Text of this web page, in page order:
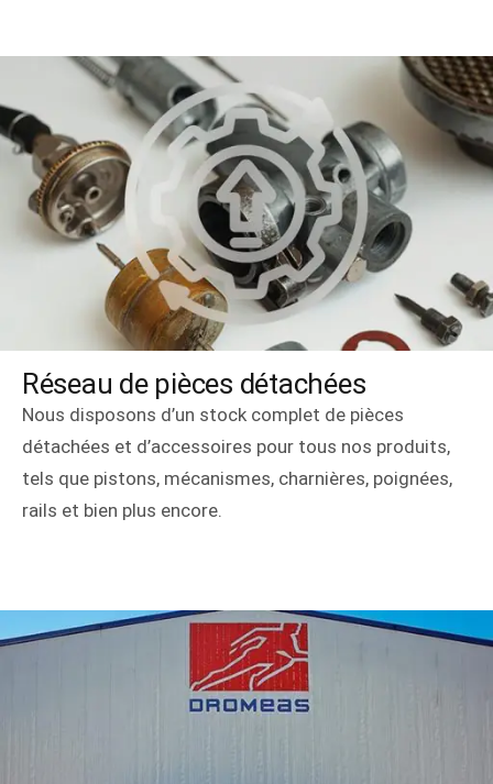
Réseau de pièces détachées
Nous disposons d’un stock complet de pièces
détachées et d’accessoires pour tous nos produits,
tels que pistons, mécanismes, charnières, poignées,
rails et bien plus encore.